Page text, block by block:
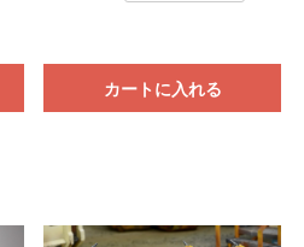
カートに入れる